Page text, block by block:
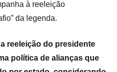
à reeleição
da legenda.
reeleição do presidente
política de alianças que